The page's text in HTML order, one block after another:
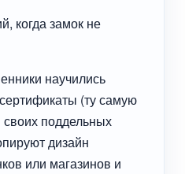
когда замок не
научились
(ту самую
поддельных
дизайн
или магазинов и